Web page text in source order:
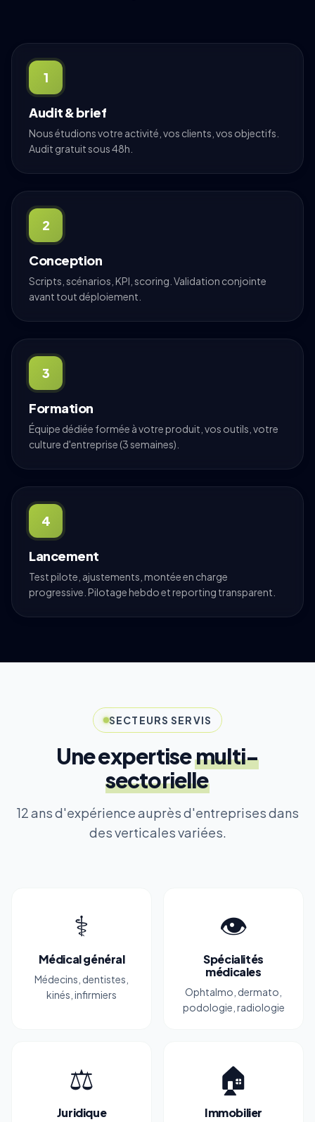
1
Audit & brief
Nous étudions votre activité, vos clients, vos objectifs.
Audit gratuit sous 48h.
2
Conception
Scripts, scénarios, KPI, scoring. Validation conjointe
avant tout déploiement.
3
Formation
Équipe dédiée formée à votre produit, vos outils, votre
culture d'entreprise (3 semaines).
4
Lancement
Test pilote, ajustements, montée en charge
progressive. Pilotage hebdo et reporting transparent.
SECTEURS SERVIS
Une expertisemulti-
sectorielle
12 ans d'expérience auprès d'entreprises dans
des verticales variées.
⚕️
Médical général
Médecins, dentistes,
kinés, infirmiers
👁️
Spécialités
médicales
Ophtalmo, dermato,
podologie, radiologie
⚖️
Juridique
🏠
Immobilier